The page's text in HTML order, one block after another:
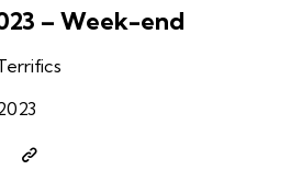
– Week-end